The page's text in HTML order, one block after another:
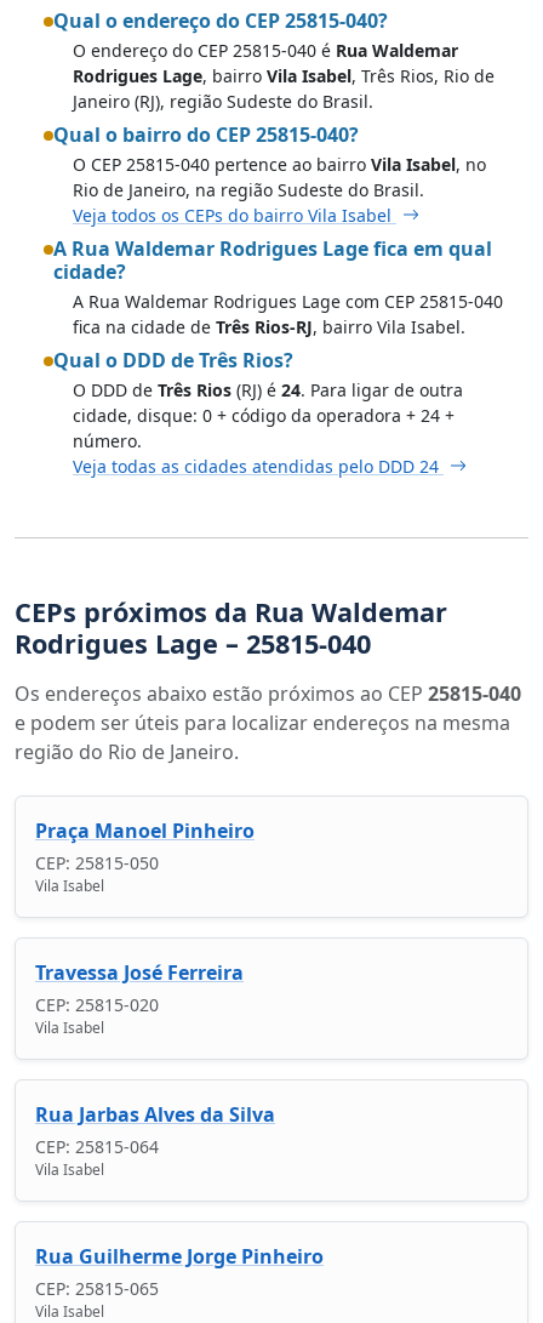
Qual o endereço do CEP 25815-040?
O endereço do CEP 25815-040 é Rua Waldemar
Rodrigues Lage, bairro Vila Isabel, Três Rios, Rio de
Janeiro (RJ), região Sudeste do Brasil.
Qual o bairro do CEP 25815-040?
O CEP 25815-040 pertence ao bairro Vila Isabel, no
Rio de Janeiro, na região Sudeste do Brasil.
Veja todos os CEPs do bairro Vila Isabel
A Rua Waldemar Rodrigues Lage fica em qual
cidade?
A Rua Waldemar Rodrigues Lage com CEP 25815-040
fica na cidade de Três Rios-RJ, bairro Vila Isabel.
Qual o DDD de Três Rios?
O DDD de Três Rios (RJ) é 24. Para ligar de outra
cidade, disque: 0 + código da operadora + 24 +
número.
Veja todas as cidades atendidas pelo DDD 24
CEPs próximos da Rua Waldemar
Rodrigues Lage – 25815-040
Os endereços abaixo estão próximos ao CEP 25815-040
e podem ser úteis para localizar endereços na mesma
região do Rio de Janeiro.
Praça Manoel Pinheiro
CEP: 25815-050
Vila Isabel
Travessa José Ferreira
CEP: 25815-020
Vila Isabel
Rua Jarbas Alves da Silva
CEP: 25815-064
Vila Isabel
Rua Guilherme Jorge Pinheiro
CEP: 25815-065
Vila Isabel